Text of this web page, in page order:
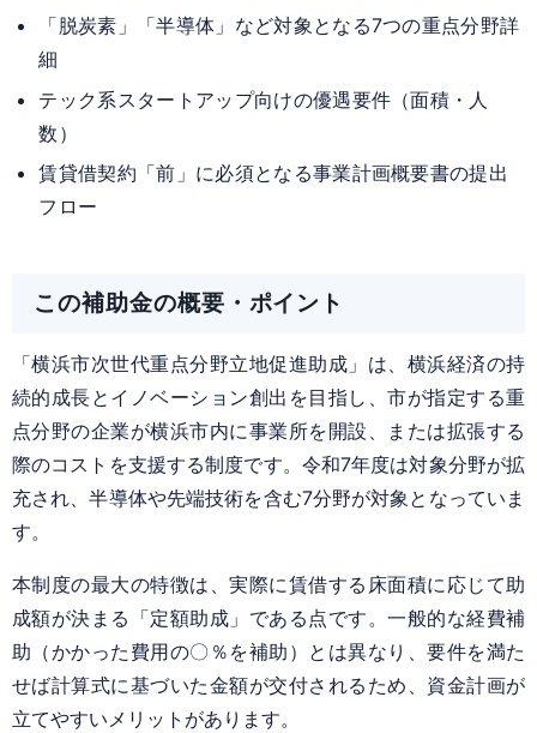
「脱炭素」「半導体」など対象となる7つの重点分野詳
細
テック系スタートアップ向けの優遇要件（面積・人
数）
賃貸借契約「前」に必須となる事業計画概要書の提出
フロー
この補助金の概要・ポイント
「横浜市次世代重点分野立地促進助成」は、横浜経済の持
続的成長とイノベーション創出を目指し、市が指定する重
点分野の企業が横浜市内に事業所を開設、または拡張する
際のコストを支援する制度です。令和7年度は対象分野が拡
充され、半導体や先端技術を含む7分野が対象となっていま
す。
本制度の最大の特徴は、実際に賃借する床面積に応じて助
成額が決まる「定額助成」である点です。一般的な経費補
助（かかった費用の〇％を補助）とは異なり、要件を満た
せば計算式に基づいた金額が交付されるため、資金計画が
立てやすいメリットがあります。